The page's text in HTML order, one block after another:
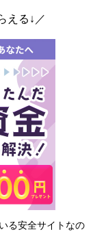
える↓／
る安全サイトなの